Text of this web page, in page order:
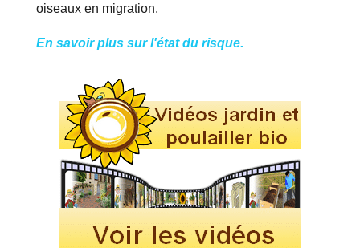
oiseaux en migration.
En savoir plus sur l'état du risque.